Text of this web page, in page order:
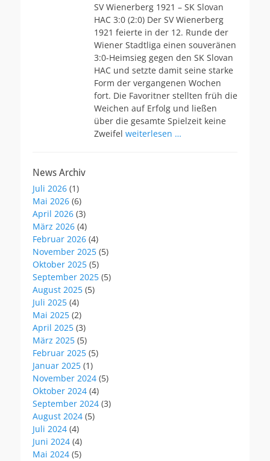
SV Wienerberg 1921 – SK Slovan
HAC 3:0 (2:0) Der SV Wienerberg
1921 feierte in der 12. Runde der
Wiener Stadtliga einen souveränen
3:0-Heimsieg gegen den SK Slovan
HAC und setzte damit seine starke
Form der vergangenen Wochen
fort. Die Favoritner stellten früh die
Weichen auf Erfolg und ließen
über die gesamte Spielzeit keine
Zweifel weiterlesen …
News Archiv
Juli 2026 (1)
Mai 2026 (6)
April 2026 (3)
März 2026 (4)
Februar 2026 (4)
November 2025 (5)
Oktober 2025 (5)
September 2025 (5)
August 2025 (5)
Juli 2025 (4)
Mai 2025 (2)
April 2025 (3)
März 2025 (5)
Februar 2025 (5)
Januar 2025 (1)
November 2024 (5)
Oktober 2024 (4)
September 2024 (3)
August 2024 (5)
Juli 2024 (4)
Juni 2024 (4)
Mai 2024 (5)